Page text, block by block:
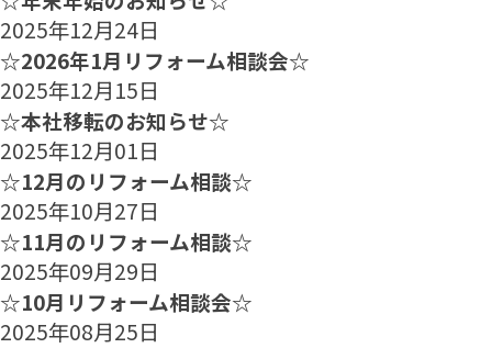
2025年12月24日
☆2026年1月リフォーム相談会☆
2025年12月15日
☆本社移転のお知らせ☆
2025年12月01日
☆12月のリフォーム相談☆
2025年10月27日
☆11月のリフォーム相談☆
2025年09月29日
☆10月リフォーム相談会☆
2025年08月25日